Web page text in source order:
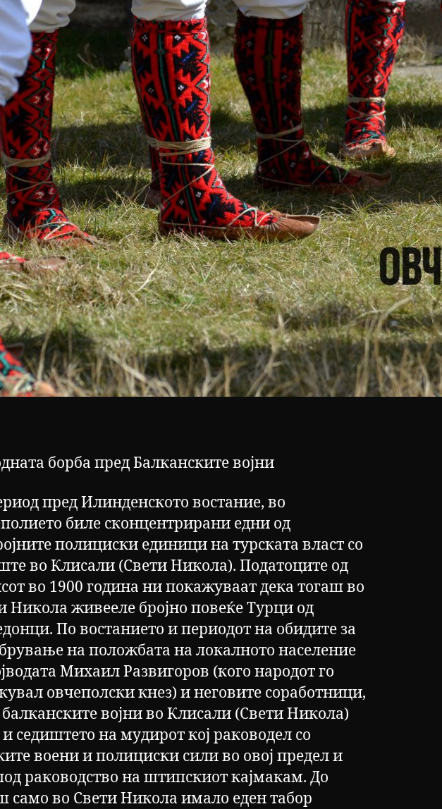
борба пред Балканските војни
пред Илинденското востание, во
биле сконцентрирани едни од
полициски единици на турската власт со
во Клисали (Свети Никола). Податоците од
во 1900 година ни покажуваат дека тогаш во
Никола живееле бројно повеќе Турци од
По востанието и периодот на обидите за
на положбата на локалното население
Михаил Развигоров (кого народот го
овчеполски кнез) и неговите соработници,
војни во Клисали (Свети Никола)
седиштето на мудирот кој раководел со
воени и полициски сили во овој предел и
раководство на штипскиот кајмакам. До
само во Свети Никола имало еден табор